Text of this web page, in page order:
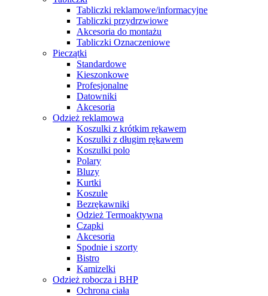
Tabliczki reklamowe/informacyjne
Tabliczki przydrzwiowe
Akcesoria do montażu
Tabliczki Oznaczeniowe
Pieczątki
Standardowe
Kieszonkowe
Profesjonalne
Datowniki
Akcesoria
Odzież reklamowa
Koszulki z krótkim rękawem
Koszulki z długim rękawem
Koszulki polo
Polary
Bluzy
Kurtki
Koszule
Bezrękawniki
Odzież Termoaktywna
Czapki
Akcesoria
Spodnie i szorty
Bistro
Kamizelki
Odzież robocza i BHP
Ochrona ciała